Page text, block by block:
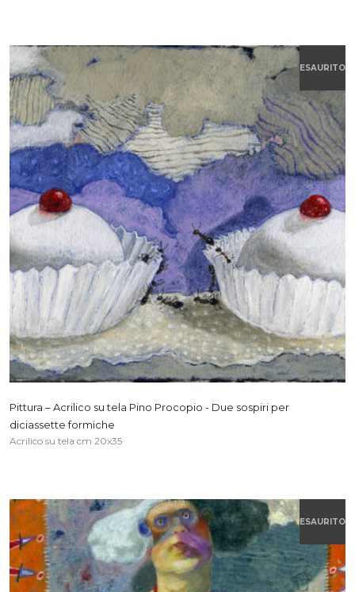
ESAURITO
Pittura – Acrilico su tela Pino Procopio - Due sospiri per
diciassette formiche
Acrilico su tela cm 20x35
ESAURITO